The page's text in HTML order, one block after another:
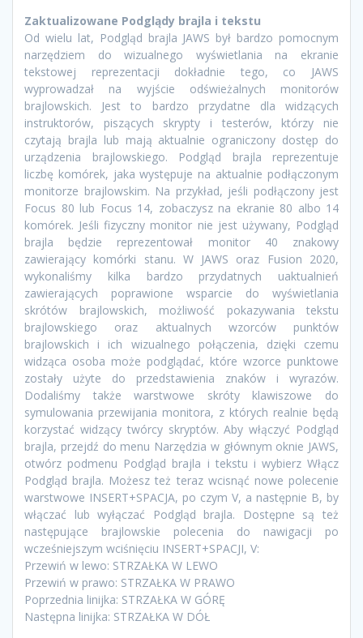
Zaktualizowane Podglądy brajla i tekstu
Od wielu lat, Podgląd brajla JAWS był bardzo pomocnym
narzędziem do wizualnego wyświetlania na ekranie
tekstowej reprezentacji dokładnie tego, co JAWS
wyprowadzał na wyjście odświeżalnych monitorów
brajlowskich. Jest to bardzo przydatne dla widzących
instruktorów, piszących skrypty i testerów, którzy nie
czytają brajla lub mają aktualnie ograniczony dostęp do
urządzenia brajlowskiego. Podgląd brajla reprezentuje
liczbę komórek, jaka występuje na aktualnie podłączonym
monitorze brajlowskim. Na przykład, jeśli podłączony jest
Focus 80 lub Focus 14, zobaczysz na ekranie 80 albo 14
komórek. Jeśli fizyczny monitor nie jest używany, Podgląd
brajla będzie reprezentował monitor 40 znakowy
zawierający komórki stanu. W JAWS oraz Fusion 2020,
wykonaliśmy kilka bardzo przydatnych uaktualnień
zawierających poprawione wsparcie do wyświetlania
skrótów brajlowskich, możliwość pokazywania tekstu
brajlowskiego oraz aktualnych wzorców punktów
brajlowskich i ich wizualnego połączenia, dzięki czemu
widząca osoba może podglądać, które wzorce punktowe
zostały użyte do przedstawienia znaków i wyrazów.
Dodaliśmy także warstwowe skróty klawiszowe do
symulowania przewijania monitora, z których realnie będą
korzystać widzący twórcy skryptów. Aby włączyć Podgląd
brajla, przejdź do menu Narzędzia w głównym oknie JAWS,
otwórz podmenu Podgląd brajla i tekstu i wybierz Włącz
Podgląd brajla. Możesz też teraz wcisnąć nowe polecenie
warstwowe INSERT+SPACJA, po czym V, a następnie B, by
włączać lub wyłączać Podgląd brajla. Dostępne są też
następujące brajlowskie polecenia do nawigacji po
wcześniejszym wciśnięciu INSERT+SPACJI, V:
Przewiń w lewo: STRZAŁKA W LEWO
Przewiń w prawo: STRZAŁKA W PRAWO
Poprzednia linijka: STRZAŁKA W GÓRĘ
Następna linijka: STRZAŁKA W DÓŁ